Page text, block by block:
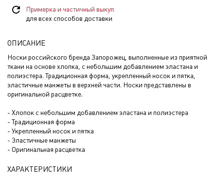
Примерка и частичный выкуп
для всех способов доставки
ОПИСАНИЕ
Носки российского бренда Запорожец, выполненные из приятной
ткани на основе хлопка, с небольшим добавлением эластана и
полиэстера. Традиционная форма, укрепленный носок и пятка,
эластичные манжеты в верхней части. Носки представлены в
оригинальной расцветке.
- Хлопок с небольшим добавлением эластана и полиэстера
- Традиционная форма
- Укрепленный носок и пятка
- Эластичные манжеты
- Оригинальная расцветка
ХАРАКТЕРИСТИКИ